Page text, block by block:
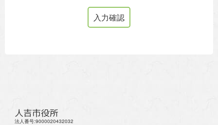
人吉市役所
法人番号:9000020432032